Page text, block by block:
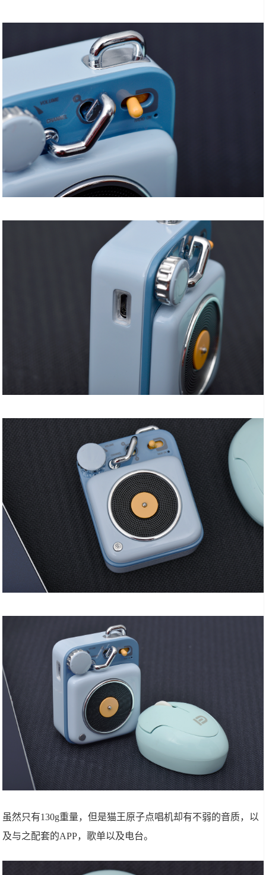
虽然只有130g重量，但是猫王原子点唱机却有不弱的音质，以
及与之配套的APP，歌单以及电台。